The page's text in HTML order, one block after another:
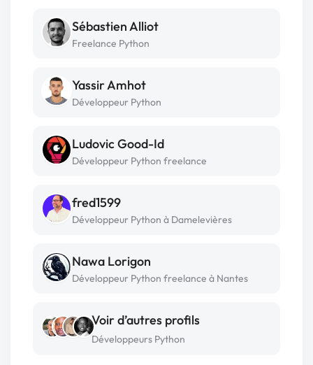
Sébastien Alliot
Freelance Python
Yassir Amhot
Développeur Python
Ludovic Good-Id
Développeur Python freelance
fred1599
Développeur Python à Damelevières
Nawa Lorigon
Développeur Python freelance à Nantes
Voir d’autres profils
Développeurs Python